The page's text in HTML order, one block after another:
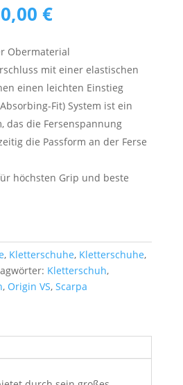
€
€Aktueller
Preis
ist:
110,00 €.
Obermaterial
mit einer elastischen
einen leichten Einstieg
Fit) System ist ein
das die Fersenspannung
die Passform an der Ferse
höchsten Grip und beste
, Kletterschuhe, Kletterschuhe,
Kletterschuh,
, Origin VS, Scarpa